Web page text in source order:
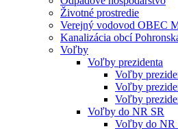
Životné prostredie
Verejný vodovod OBEC
Kanalizácia obcí
Voľby
Voľby prezidenta
Voľby
Voľby
Voľby
Voľby do NR SR
Voľby do NR